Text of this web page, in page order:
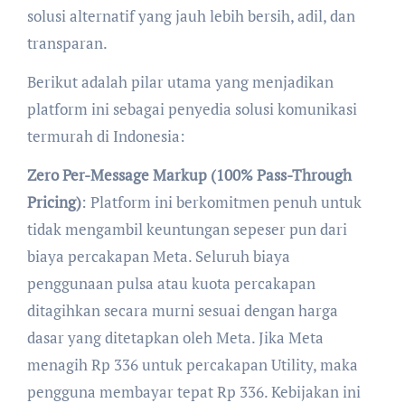
solusi alternatif yang jauh lebih bersih, adil, dan
transparan.
Berikut adalah pilar utama yang menjadikan
platform ini sebagai penyedia solusi komunikasi
termurah di Indonesia:
Zero Per-Message Markup (100% Pass-Through
Pricing): Platform ini berkomitmen penuh untuk
tidak mengambil keuntungan sepeser pun dari
biaya percakapan Meta. Seluruh biaya
penggunaan pulsa atau kuota percakapan
ditagihkan secara murni sesuai dengan harga
dasar yang ditetapkan oleh Meta. Jika Meta
menagih Rp 336 untuk percakapan Utility, maka
pengguna membayar tepat Rp 336. Kebijakan ini